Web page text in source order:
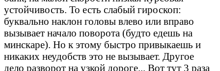
устойчивость. То есть слабый гироскоп:
буквально наклон головы влево или вправо
вызывает начало поворота (будто едешь на
минскаре). Но к этому быстро привыкаешь и
никаких неудобств это не вызывает. Другое
дело разворот на узкой дороге... Вот тут 3 раза